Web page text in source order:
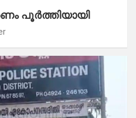
പൂർത്തിയായി